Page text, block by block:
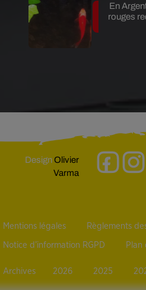
En
rouges
DesignOlivier
Varma
Mentions légales Règlements
Notice d’information RGPD Plan
Archives 2026 2025